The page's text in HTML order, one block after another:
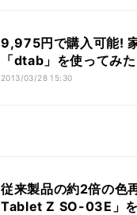
9,975円で購入可能!
「dtab」を使ってみた
2013/03/28 15:30
従来製品の約2倍の
Tablet Z SO-03E」